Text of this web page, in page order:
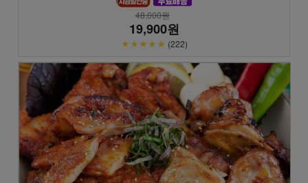
48,000원
19,900원
★★★★★ (222)